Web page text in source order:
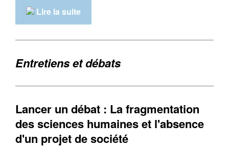
Lire la suite
Entretiens et débats
Lancer un débat : La fragmentation
des sciences humaines et l'absence
d'un projet de société